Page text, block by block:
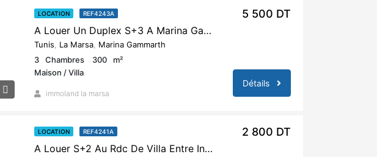
LOCATION REF4243A
A Louer Un Duplex S+3 A Marina Gammarth Avec Vue Mer
Tunis La Marsa Marina Gammarth
3
Chambres 300
m²
Maison / Villa
immoland la marsa
5 500 DT
Détails
LOCATION REF4241A
A Louer S+2 Au Rdc De Villa Entre Indépendante A La Marsa
2 800 DT